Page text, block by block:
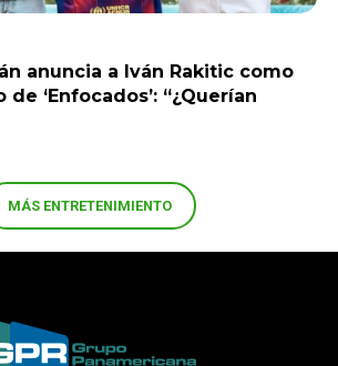
anuncia a Iván Rakitic como
‘Enfocados’: “¿Querían
MÁS ENTRETENIMIENTO